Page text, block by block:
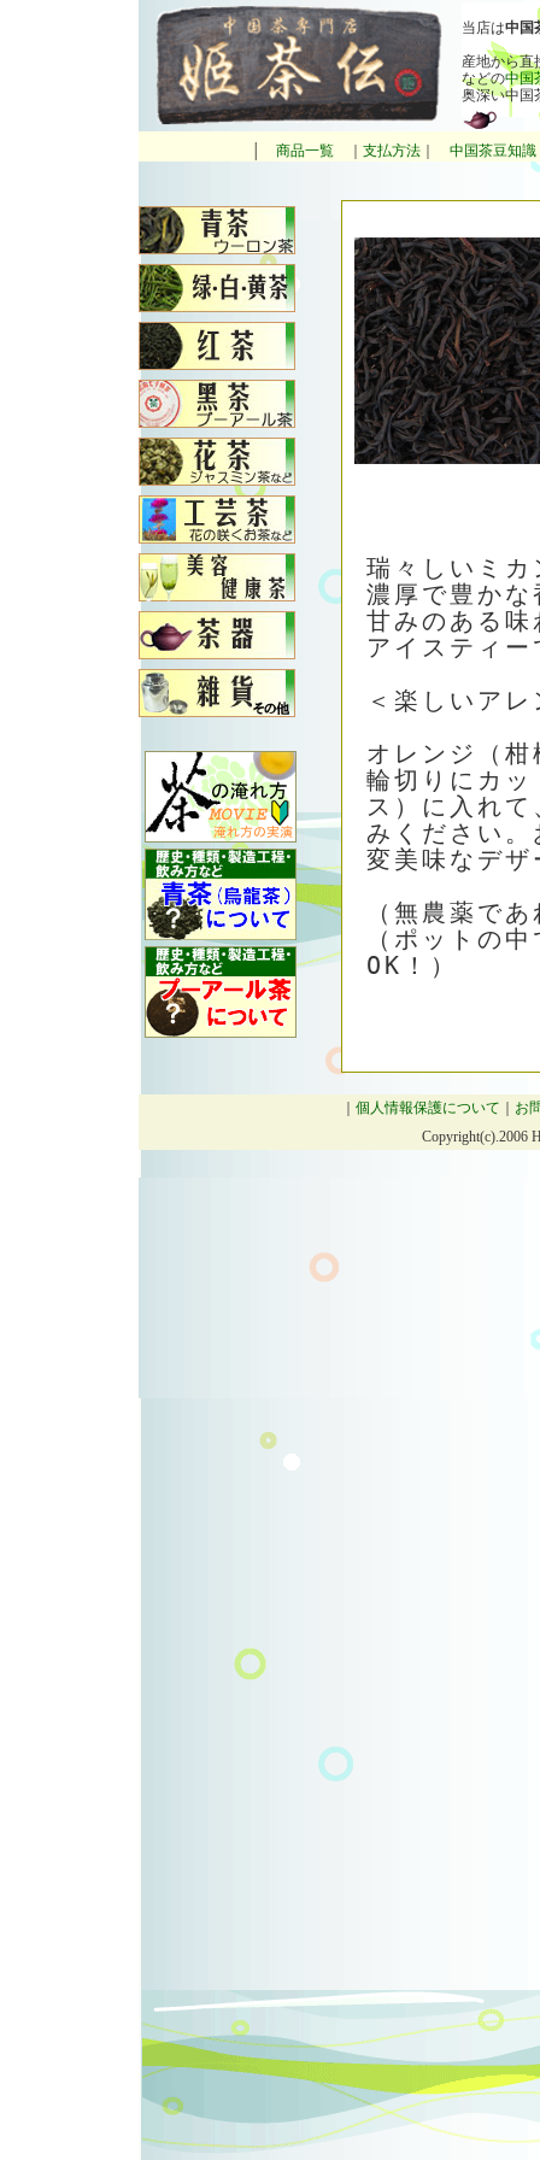
当店は中国
産地から直
などの中国
奥深い中国
商品一覧｜ 支払方法｜ 中国茶豆知識
瑞々しいミ
濃厚で豊か
甘みのある
アイスティ
＜楽しいア
オレンジ（
輪切りにカ
ス）に入れ
みください
変美味なデ
（無農薬で
（ポットの
OK！）
個人情報保護について
お
Copyright(c).2006